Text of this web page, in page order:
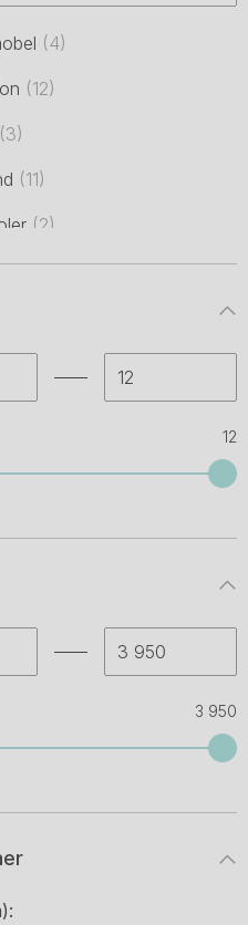
(4)
(12)
(3)
(11)
(2)
(46)
(4)
(3)
12
3 950